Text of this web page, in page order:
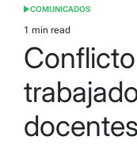
POSTED
IN
COMUNICADOS
Estimated
read
time
1 min read